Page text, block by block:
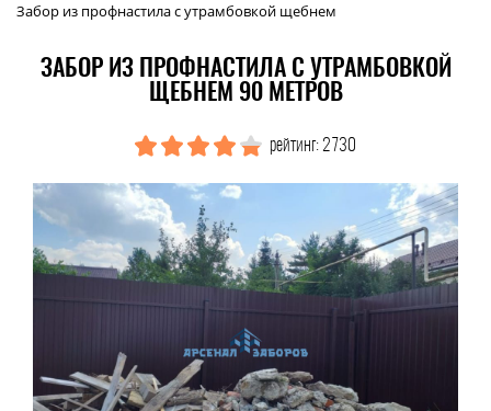
Забор из профнастила с утрамбовкой щебнем
ЗАБОР ИЗ ПРОФНАСТИЛА С УТРАМБОВКОЙ
ЩЕБНЕМ 90 МЕТРОВ
рейтинг: 2730